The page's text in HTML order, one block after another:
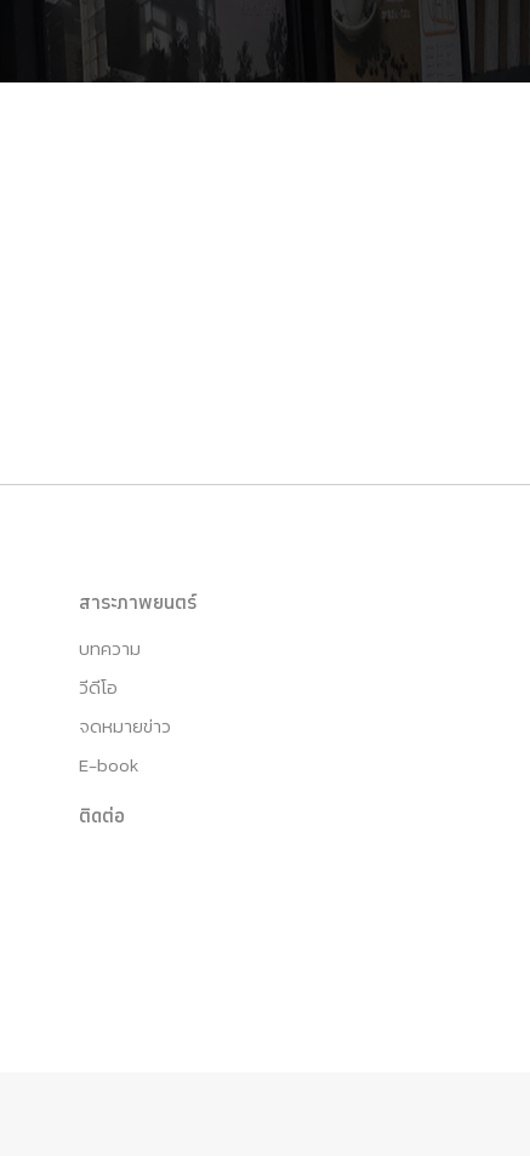
สาระภาพยนตร์
บทความ
วีดีโอ
จดหมายข่าว
E-book
ติดต่อ